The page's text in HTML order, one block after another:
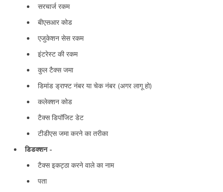
सरचार्ज रकम
बीएसआर कोड
एजुकेशन सेस रकम
इंटरेस्ट की रकम
कुल टैक्स जमा
डिमांड ड्राफ्ट नंबर या चेक नंबर (अगर लागू हो)
कलेक्शन कोड
टैक्स डिपॉजिट डेट
टीडीएस जमा करने का तरीका
डिडक्शन -
टैक्स इकट्ठा करने वाले का नाम
पता